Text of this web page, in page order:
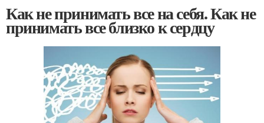
Как не принимать все на себя. Как не
принимать все близко к сердцу